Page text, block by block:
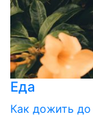
Еда
Как дожить